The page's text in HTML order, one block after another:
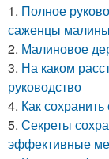
1. Полное
саженцы
2. Малиновое
3. На каком
руководство
4. Как
5. Секреты
эффективные